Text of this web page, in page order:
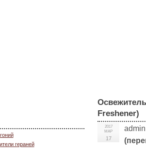
гераней
Freshener)
2017
МАР
17
admin